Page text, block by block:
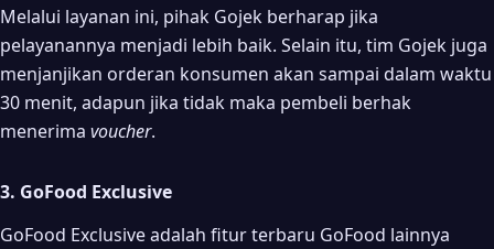
Melalui layanan ini, pihak Gojek berharap jika
pelayanannya menjadi lebih baik. Selain itu, tim Gojek juga
menjanjikan orderan konsumen akan sampai dalam waktu
30 menit, adapun jika tidak maka pembeli berhak
menerima voucher.
3. GoFood Exclusive
GoFood Exclusive adalah fitur terbaru GoFood lainnya